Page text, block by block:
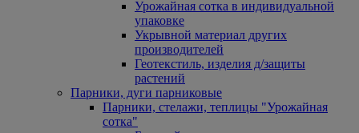
Урожайная сотка в индивидуальной
упаковке
Укрывной материал других
производителей
Геотекстиль, изделия д/защиты
растений
Парники, дуги парниковые
Парники, стелажи, теплицы "Урожайная
сотка"